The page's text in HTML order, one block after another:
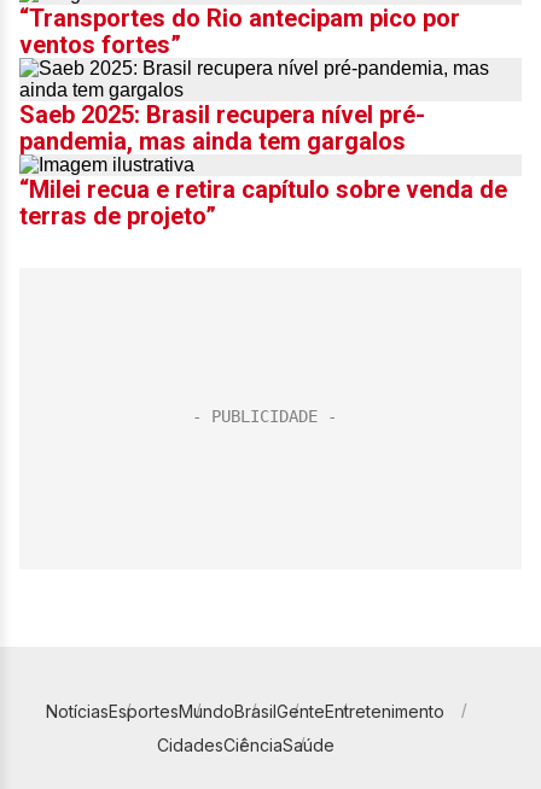
“Transportes do Rio antecipam pico por
ventos fortes”
Saeb 2025: Brasil recupera nível pré-
pandemia, mas ainda tem gargalos
“Milei recua e retira capítulo sobre venda de
terras de projeto”
NotíciasEsportesMundoBrasilGenteEntretenimento
CidadesCiênciaSaúde